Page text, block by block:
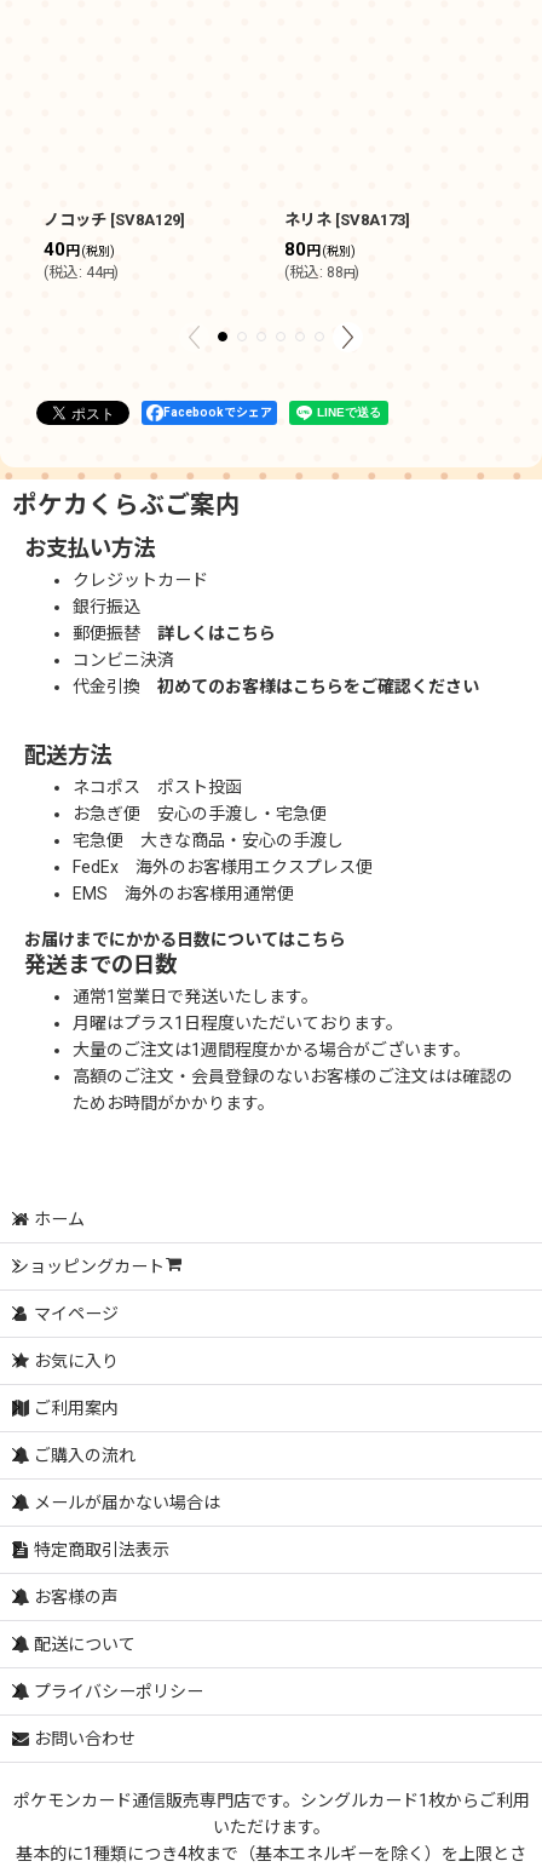
ノコッチ [SV8A129]
40円(税別)
(税込: 44円)
ネリネ [SV8A173]
80円(税別)
(税込: 88円)
Facebookでシェア
ポケカくらぶご案内
お支払い方法
クレジットカード
銀行振込
郵便振替 詳しくはこちら
コンビニ決済
代金引換 初めてのお客様はこちらをご確認ください
配送方法
ネコポス ポスト投函
お急ぎ便 安心の手渡し・宅急便
宅急便 大きな商品・安心の手渡し
FedEx 海外のお客様用エクスプレス便
EMS 海外のお客様用通常便
お届けまでにかかる日数についてはこちら
発送までの日数
通常1営業日で発送いたします。
月曜はプラス1日程度いただいております。
大量のご注文は1週間程度かかる場合がございます。
高額のご注文・会員登録のないお客様のご注文はは確認の
ためお時間がかかります。
ホーム
ショッピングカート
マイページ
お気に入り
ご利用案内
ご購入の流れ
メールが届かない場合は
特定商取引法表示
お客様の声
配送について
プライバシーポリシー
お問い合わせ
ポケモンカード通信販売専門店です。シングルカード1枚からご利用
いただけます。
基本的に1種類につき4枚まで（基本エネルギーを除く）を上限とさ